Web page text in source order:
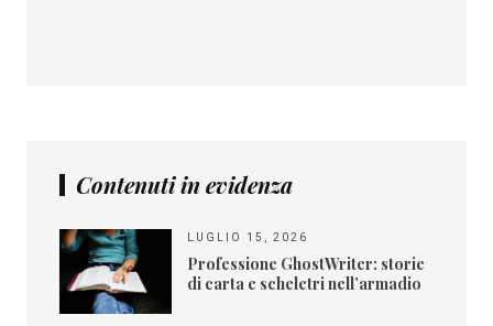
Contenuti in evidenza
LUGLIO 15, 2026
Professione GhostWriter: storie
di carta e scheletri nell’armadio